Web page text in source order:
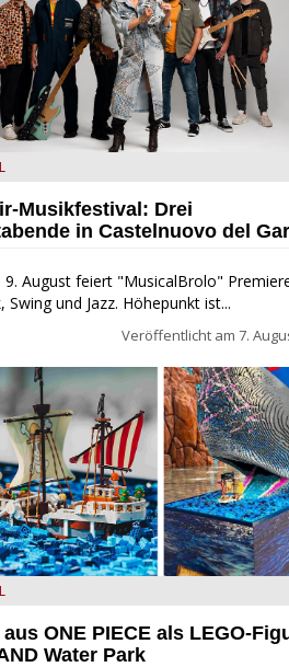
del Garda: Die "Dirotta su Cuba" zu
Musikfestival: Drei
in Castelnuovo del
9. August feiert "MusicalBrolo"
Swing und Jazz. Höhepunkt ist...
Veröffentlicht am 7.
ONE PIECE als LEGO-Figur im
ONE PIECE als LEGO-
Water Park